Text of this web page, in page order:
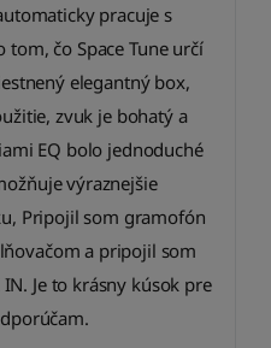
pracuje s
čo Space Tune určí
elegantný box,
zvuk je bohatý a
EQ bolo jednoduché
výraznejšie
Pripojil som gramofón
a pripojil som
Je to krásny kúsok pre